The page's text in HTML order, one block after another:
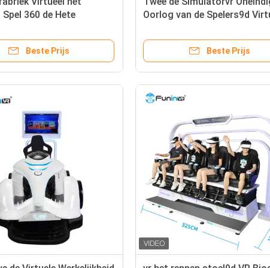
360 de Hete
Vermaak
Beste Prijs
Oorlog van de Spelers9d
Beste Prijs